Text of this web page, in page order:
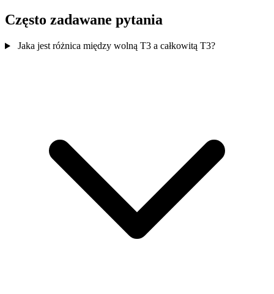
Często zadawane pytania
Jaka jest różnica między wolną T3 a całkowitą T3?